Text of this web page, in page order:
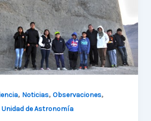
, Noticias, Observaciones,
Unidad de Astronomía